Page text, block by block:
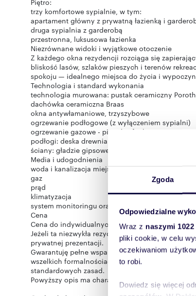
Zgoda
Odpowiedzialne
Wraz z naszymi
pliki cookie, w celu
oczekiwaniom
to robi.
Dowiedz się więcej
Piętro:
trzy komfortowe sypialnie, w tym:
apartament główny z prywatną łazienką i
druga sypialnia z garderobą
przestronna, luksusowa łazienka
Niezrównane widoki i wyjątkowe otoczenie
Z każdego okna rezydencji rozciąga się
bliskość lasów, szlaków pieszych i terenów
spokoju — idealnego miejsca do życia i
Technologia i standard wykonania
technologia murowana: pustak ceramiczny
dachówka ceramiczna Braas
okna antywłamaniowe, trzyszybowe
ogrzewanie podłogowe (z wyłączeniem sypialni)
ogrzewanie gazowe - piec dwufunkcyjny
podłogi: deska drewniana, włoski kamień
ściany: gładzie gipsowe, tapety dekoracyjne
Media i udogodnienia
woda i kanalizacja miejska
gaz
prąd
klimatyzacja
system monitoringu oraz alarm
Cena
Cena do indywidualnych negocjacji dla
Jeżeli ta niezwykła rezydencja wzbudziła
prywatnej prezentacji.
Gwarantuję pełne wsparcie, dyskrecję oraz
wszelkich formalnościach związanych z zakupem
standardowych zasad.
Powyższy opis ma charakter informacyjny i nie